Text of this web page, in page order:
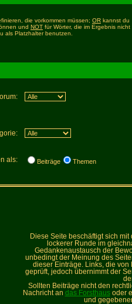
die vorkommen müssen; OR kannst du
und NOT für Wörter, die im Ergebnis nicht
als Platzhalter benutzen.
als: Beiträge Themen
Diese Seite beschäftigt sich
lockerer Runde im
Gedankenaustausch der
unbedingt der Meinung des
dieser Einträge. Links, die
geprüft, jedoch übernimmt der
Sollten Beiträge nicht den
Nachricht an das Forsthausoder
und